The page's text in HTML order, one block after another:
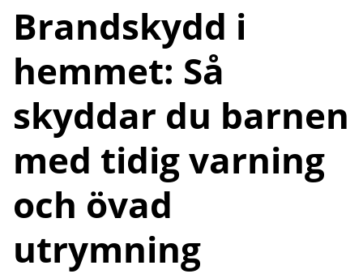
Brandskydd i
hemmet: Så
skyddar du barnen
med tidig varning
och övad
utrymning